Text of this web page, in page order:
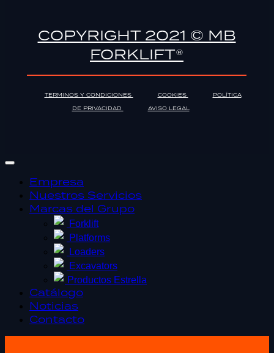
COPYRIGHT 2021 © MB
FORKLIFT®
TERMINOS Y CONDICIONES COOKIES
POLÍTICA
DE PRIVACIDAD
AVISO LEGAL
Empresa
Nuestros Servicios
Marcas del Grupo
Forklift
Platforms
Loaders
Excavators
Productos Estrella
Catálogo
Noticias
Contacto